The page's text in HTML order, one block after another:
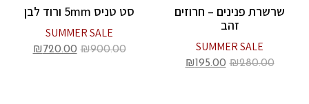
שרשרת פנינים – חרוזים
זהב
SUMMER SALE
₪280.00
₪ 195.00
סט טניס 5mm ורוד לבן
SUMMER SALE
₪900.00
₪720.00